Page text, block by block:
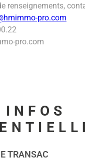
renseignements,
pro.com
pro.com
Valeurs
TRANSAC